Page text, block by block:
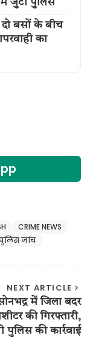
दो बसों के बीच
का
CRIME NEWS
जांच
NEXT ARTICLE
में जिला बदर
की गिरफ्तारी,
पुलिस की कार्रवाई